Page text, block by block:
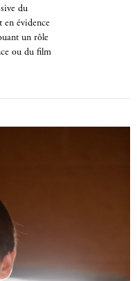
du
en évidence
un rôle
ou du film